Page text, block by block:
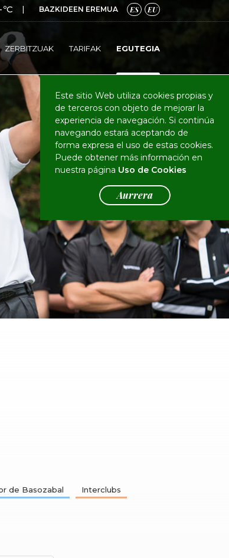
BAZKIDEEN EREMUA ES EU
ZERBITZUAK TARIFAK EGUTEGIA
Este sitio Web utiliza cookies propias y
de terceros con objeto de mejorar la
experiencia de navegación. Si continúa
navegando estará aceptando de
forma expresa el uso de estas cookies.
Puede obtener más información en
nuestra página Uso de Cookies
Aurrera
de Basozabal Interclubs